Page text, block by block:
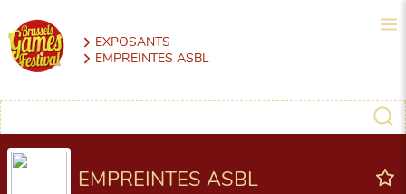
EXPOSANTS
EMPREINTES ASBL
EMPREINTES ASBL